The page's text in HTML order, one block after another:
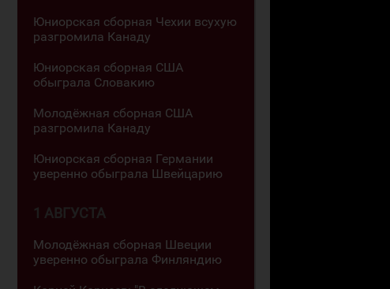
Юниорская сборная Чехии всухую
разгромила Канаду
Юниорская сборная США
обыграла Словакию
Молодёжная сборная США
разгромила Канаду
Юниорская сборная Германии
уверенно обыграла Швейцарию
1 АВГУСТА
Молодёжная сборная Швеции
уверенно обыграла Финляндию